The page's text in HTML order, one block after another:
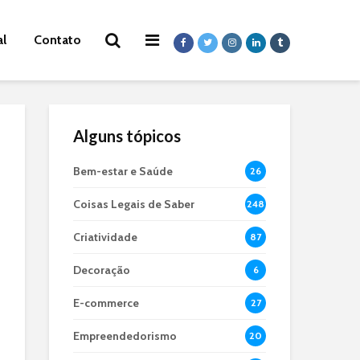
Contato
Alguns tópicos
Bem-estar e Saúde 26
Coisas Legais de Saber 248
Criatividade 87
Decoração 6
E-commerce 27
Empreendedorismo 20